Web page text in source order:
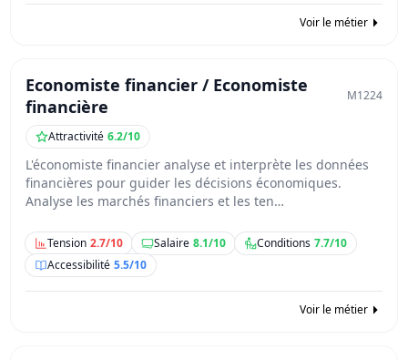
Voir le métier
Economiste financier / Economiste
financière
M1224
Attractivité 6.2/10
L'économiste financier analyse et interprète les données
financières pour guider les décisions économiques.
Analyse les marchés financiers et les ten…
Tension 2.7/10 Salaire 8.1/10 Conditions 7.7/10
Accessibilité 5.5/10
Voir le métier